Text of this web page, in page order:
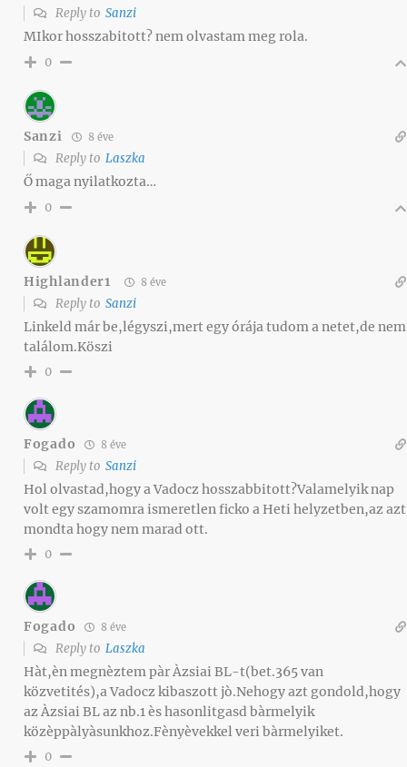
Reply to Sanzi
MIkor hosszabitott? nem olvastam meg rola.
0
Sanzi 8 éve
Reply to Laszka
Ő maga nyilatkozta…
0
Highlander1 8 éve
Reply to Sanzi
Linkeld már be,légyszi,mert egy órája tudom a netet,de nem
találom.Köszi
0
Fogado 8 éve
Reply to Sanzi
Hol olvastad,hogy a Vadocz hosszabbitott?Valamelyik nap
volt egy szamomra ismeretlen ficko a Heti helyzetben,az azt
mondta hogy nem marad ott.
0
Fogado 8 éve
Reply to Laszka
Hàt,èn megnèztem pàr Àzsiai BL-t(bet.365 van
közvetités),a Vadocz kibaszott jò.Nehogy azt gondold,hogy
az Àzsiai BL az nb.1 ès hasonlitgasd bàrmelyik
közèppàlyàsunkhoz.Fènyèvekkel veri bàrmelyiket.
0